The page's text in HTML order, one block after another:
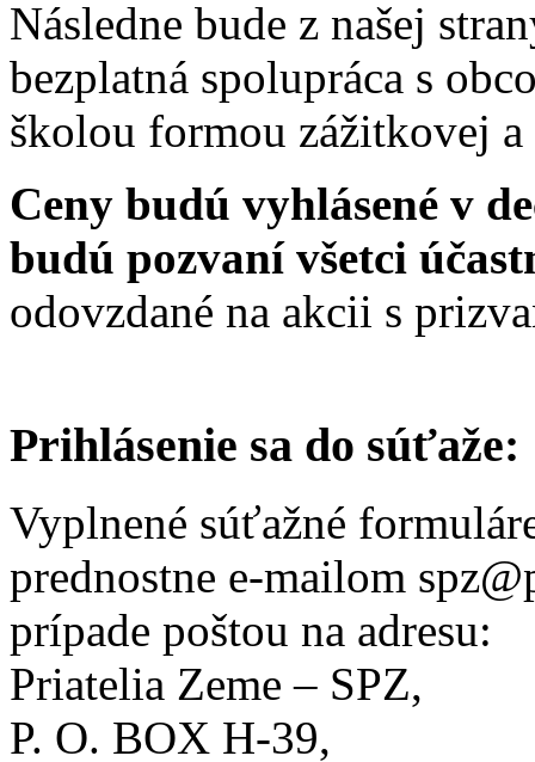
Následne bude z našej
bezplatná spolupráca s
školou formou zážitkovej
Ceny budú vyhlásené v
budú pozvaní všetci
odovzdané na akcii s
Prihlásenie sa do súťaže:
Vyplnené súťažné
prednostne e-mailom
prípade poštou na adresu:
Priatelia Zeme – SPZ,
P. O. BOX H-39,